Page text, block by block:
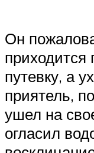
Он
приходится
путевку, а
приятель,
ушел на
огласил